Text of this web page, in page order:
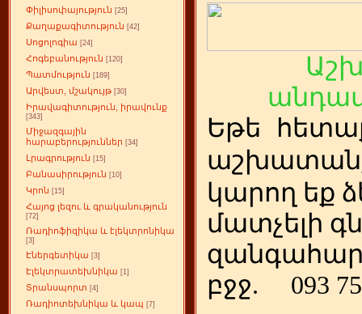
Փիլիսոփայություն [25]
Քաղաքագիտություն [42]
Սոցոլոգիա [24]
Հոգեբանություն [120]
Պատմություն [189]
Արվեստ, մշակույթ [30]
Իրավագիտություն, իրավունք
[343]
Միջազգային
հարաբերություններ [34]
Լրագրություն [15]
Բանասիրություն [10]
Կրոն [15]
Հայոց լեզու և գրականություն
[72]
Ռադիոֆիզիկա և էլեկտրոնիկա
[3]
Էներգետիկա [3]
Էլեկտրատեխնիկա [1]
Տրանսպորտ [4]
Ռադիոտեխնիկա և կապ [7]
Եթե հ
կարող եք
մատչելի
բջջ.
093